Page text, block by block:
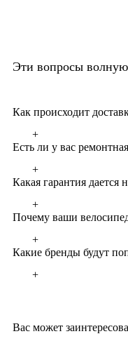
Эти вопросы
Как происходит
+
Есть ли у вас
+
Какая гарантия дается
+
Почему ваши
+
Какие бренды будут
+
Вас может